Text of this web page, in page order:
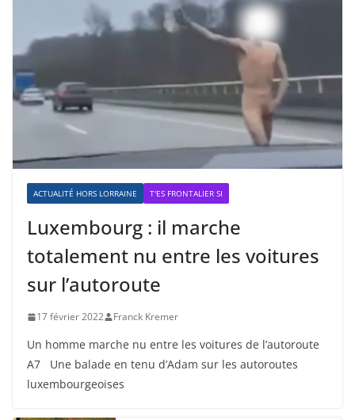
ACTUALITÉ HORS LORRAINE T'ES FRONTALIER SI
Luxembourg : il marche
totalement nu entre les voitures
sur l’autoroute
17 février 2022 Franck Kremer
Un homme marche nu entre les voitures de l’autoroute
A7 Une balade en tenu d’Adam sur les autoroutes
luxembourgeoises